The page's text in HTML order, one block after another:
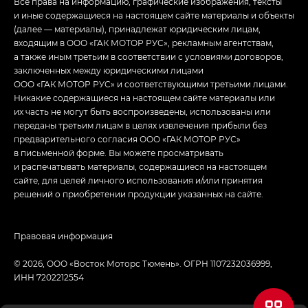
и иные содержащиеся на настоящем сайте материалы и объекты
(далее — материалы), принадлежат юридическим лицам,
входящим в ООО «ГАК МОТОР РУС», рекламным агентствам,
а также иным третьим в соответствии с условиями договоров,
заключенных между юридическими лицами
ООО «ГАК МОТОР РУС» и соответствующими третьими лицами.
Никакие содержащиеся на настоящем сайте материалы или
их часть не могут быть воспроизведены, использованы или
переданы третьим лицам в целях извлечения прибыли без
предварительного согласия ООО «ГАК МОТОР РУС»
в письменной форме. Вы можете просматривать
и распечатывать материалы, содержащиеся на настоящем
сайте, для целей личного использования и/или принятия
решений о приобретении продукции указанных на сайте.
© 2026, ООО «Восток Моторс Тюмень». ОГРН 1107232036999,
ИНН 7202212554
Правовая информация